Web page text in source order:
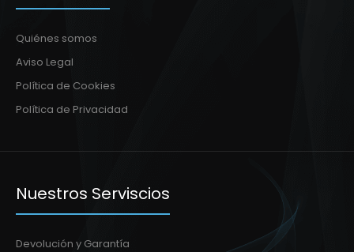
Quiénes somos
Aviso Legal
Política de Cookies
Política de Privacidad
Nuestros Serviscios
Devolución y Garantía